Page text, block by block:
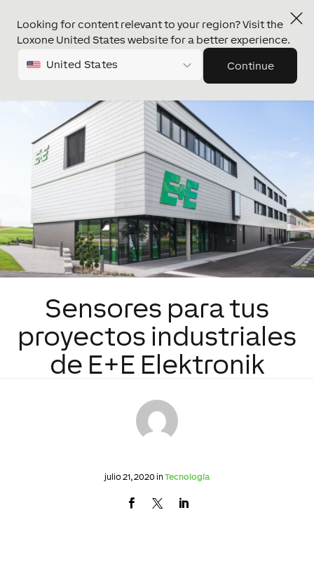
Looking for content relevant to your region? Visit the
Loxone United States website for a better experience.
United States Continue
Sensores para tus
proyectos industriales
de E+E Elektronik
julio 21, 2020 inTecnología